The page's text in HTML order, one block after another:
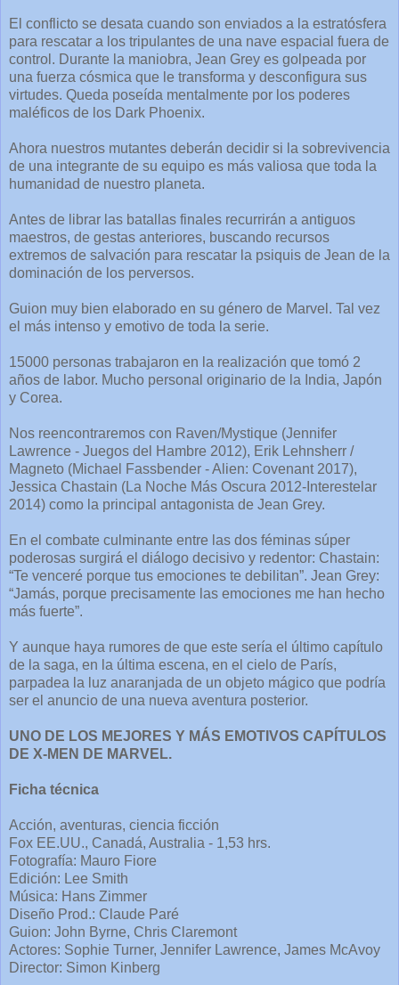
El conflicto se desata cuando son enviados a la estratósfera
para rescatar a los tripulantes de una nave espacial fuera de
control. Durante la maniobra, Jean Grey es golpeada por
una fuerza cósmica que le transforma y desconfigura sus
virtudes. Queda poseída mentalmente por los poderes
maléficos de los Dark Phoenix.
Ahora nuestros mutantes deberán decidir si la sobrevivencia
de una integrante de su equipo es más valiosa que toda la
humanidad de nuestro planeta.
Antes de librar las batallas finales recurrirán a antiguos
maestros, de gestas anteriores, buscando recursos
extremos de salvación para rescatar la psiquis de Jean de la
dominación de los perversos.
Guion muy bien elaborado en su género de Marvel. Tal vez
el más intenso y emotivo de toda la serie.
15000 personas trabajaron en la realización que tomó 2
años de labor. Mucho personal originario de la India, Japón
y Corea.
Nos reencontraremos con Raven/Mystique (Jennifer
Lawrence - Juegos del Hambre 2012), Erik Lehnsherr /
Magneto (Michael Fassbender - Alien: Covenant 2017),
Jessica Chastain (La Noche Más Oscura 2012-Interestelar
2014) como la principal antagonista de Jean Grey.
En el combate culminante entre las dos féminas súper
poderosas surgirá el diálogo decisivo y redentor: Chastain:
“Te venceré porque tus emociones te debilitan”. Jean Grey:
“Jamás, porque precisamente las emociones me han hecho
más fuerte”.
Y aunque haya rumores de que este sería el último capítulo
de la saga, en la última escena, en el cielo de París,
parpadea la luz anaranjada de un objeto mágico que podría
ser el anuncio de una nueva aventura posterior.
UNO DE LOS MEJORES Y MÁS EMOTIVOS CAPÍTULOS
DE X-MEN DE MARVEL.
Ficha técnica
Acción, aventuras, ciencia ficción
Fox EE.UU., Canadá, Australia - 1,53 hrs.
Fotografía: Mauro Fiore
Edición: Lee Smith
Música: Hans Zimmer
Diseño Prod.: Claude Paré
Guion: John Byrne, Chris Claremont
Actores: Sophie Turner, Jennifer Lawrence, James McAvoy
Director: Simon Kinberg